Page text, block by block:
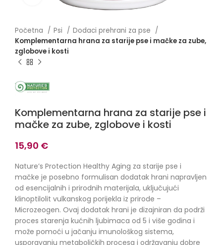
Početna Psi
Dodaci prehrani za pse
Komplementarna hrana za starije pse i mačke za zube,
zglobove i kosti
Komplementarna hrana za starije pse i
mačke za zube, zglobove i kosti
15,90 €
Nature’s Protection Healthy Aging za starije pse i
mačke je posebno formulisan dodatak hrani napravljen
od esencijalnih i prirodnih materijala, uključujući
klinoptilolit vulkanskog porijekla iz prirode –
Microzeogen. Ovaj dodatak hrani je dizajniran da podrži
proces starenja kućnih ljubimaca od 5 i više godina i
može pomoći u jačanju imunološkog sistema,
usporavanju metaboličkih procesa i održavanju dobre